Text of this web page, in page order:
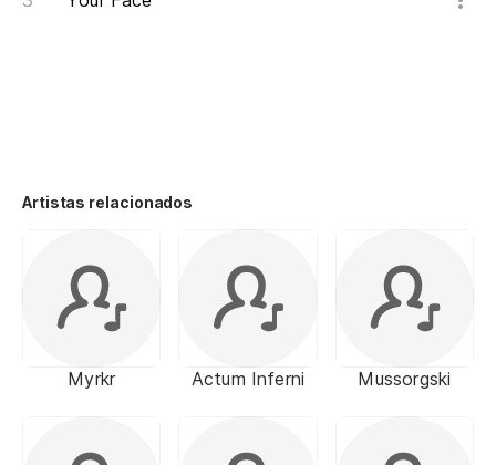
Artistas relacionados
Myrkr Actum Inferni Mussorgski